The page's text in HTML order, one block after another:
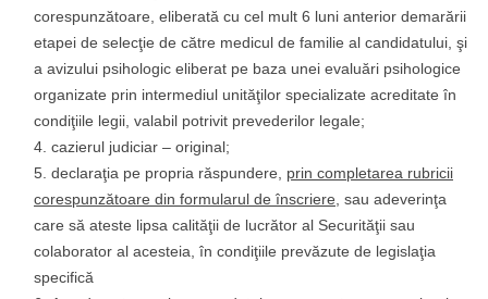
corespunzătoare, eliberată cu cel mult 6 luni anterior demarării
etapei de selecţie de către medicul de familie al candidatului, şi
a avizului psihologic eliberat pe baza unei evaluări psihologice
organizate prin intermediul unităţilor specializate acreditate în
condiţiile legii, valabil potrivit prevederilor legale;
cazierul judiciar – original;
declaraţia pe propria răspundere, prin completarea rubricii
corespunzătoare din formularul de înscriere, sau adeverinţa
care să ateste lipsa calităţii de lucrător al Securităţii sau
colaborator al acesteia, în condiţiile prevăzute de legislaţia
specifică